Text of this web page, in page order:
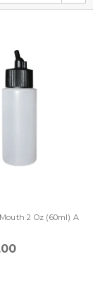
2 Oz (60ml) A